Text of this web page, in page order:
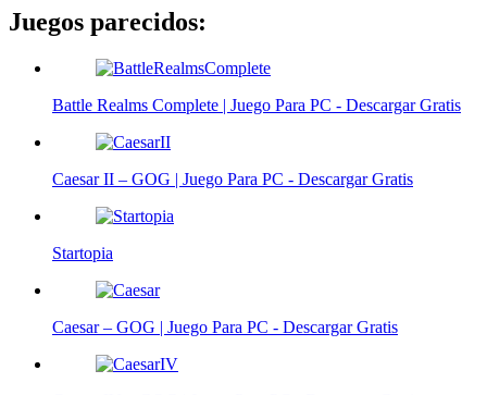
Juegos parecidos:
Battle Realms Complete | Juego Para PC - Descargar Gratis
Caesar II – GOG | Juego Para PC - Descargar Gratis
Startopia
Caesar – GOG | Juego Para PC - Descargar Gratis